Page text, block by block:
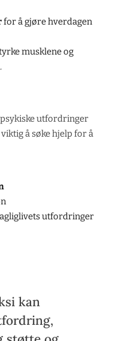
for å gjøre hverdagen
musklene og
utfordringer
å søke hjelp for å
utfordringer
kan